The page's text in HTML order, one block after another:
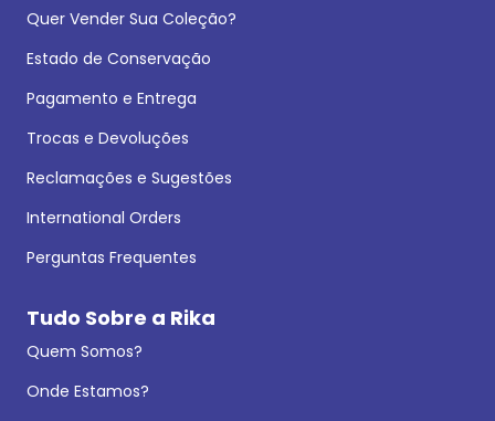
Quer Vender Sua Coleção?
Estado de Conservação
Pagamento e Entrega
Trocas e Devoluções
Reclamações e Sugestões
International Orders
Perguntas Frequentes
Tudo Sobre a Rika
Quem Somos?
Onde Estamos?